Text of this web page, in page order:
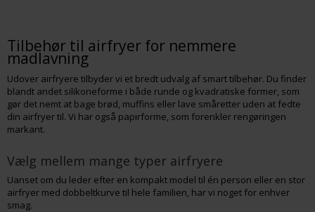
Tilbehør til airfryer for nemmere
madlavning
Udover airfryere tilbyder vi et bredt udvalg af smart tilbehør. Du finder
blandt andet silikoneforme i både runde og kvadratiske former, som
gør det nemt at bage brød, muffins eller lave småretter uden at fedte
din airfryer til. Vi har også papirforme, som forenkler rengøringen
markant.
Vælg mellem mange typer airfryere
Uanset om du leder efter en kompakt model til én person eller en stor
airfryer med dobbeltkurve til hele familien, har vi noget for enhver
smag.